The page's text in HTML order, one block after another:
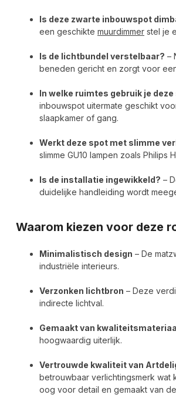
Is deze zwarte inbouwspot
een geschikte muurdimmer stel je
Is de lichtbundel verstelbaar? –
beneden gericht en zorgt voor
In welke ruimtes gebruik je deze
inbouwspot uitermate geschikt
slaapkamer of gang.
Werkt deze spot met slimme
slimme GU10 lampen zoals
Is de installatie ingewikkeld? –
duidelijke handleiding wordt
Waarom kiezen voor deze
Minimalistisch design – De
industriële interieurs.
Verzonken lichtbron – Deze
indirecte lichtval.
Gemaakt van
hoogwaardig uiterlijk.
Vertrouwde kwaliteit van
betrouwbaar verlichtingsmerk wat
oog voor detail en gemaakt van